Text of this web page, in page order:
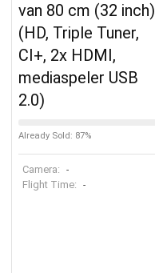
van 80 cm (32 inch)
(HD, Triple Tuner,
CI+, 2x HDMI,
mediaspeler USB
2.0)
Already Sold: 87%
Camera: -
Flight Time: -